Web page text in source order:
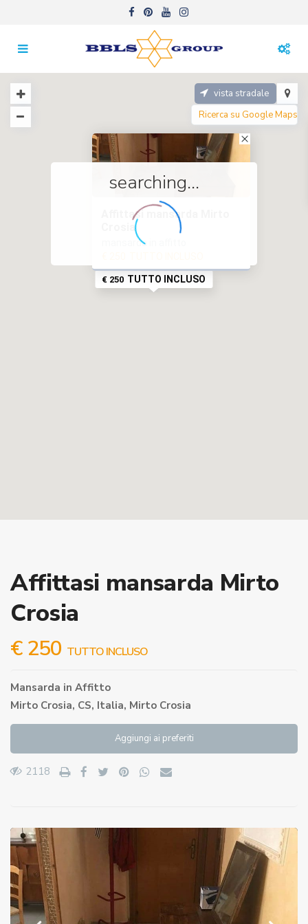
€ 250 TUTTO INCLUSO
Affittasi mansarda Mirto
Crosia
mansarda in affitto
searching...
vista stradale
Affittasi mansarda Mirto
Crosia
€ 250 TUTTO INCLUSO
Mansarda in Affitto
Mirto Crosia, CS, Italia, Mirto Crosia
Aggiungi ai preferiti
2118